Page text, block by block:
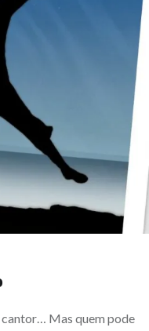
cantor… Mas quem pode